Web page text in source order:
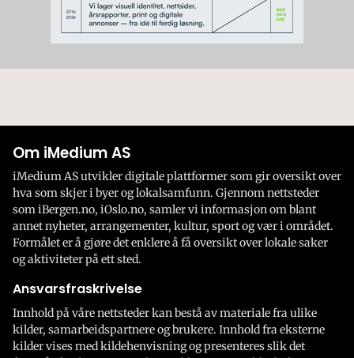
Om iMedium AS
iMedium AS utvikler digitale plattformer som gir oversikt over
hva som skjer i byer og lokalsamfunn. Gjennom nettsteder
som iBergen.no, iOslo.no, samler vi informasjon om blant
annet nyheter, arrangementer, kultur, sport og vær i området.
Formålet er å gjøre det enklere å få oversikt over lokale saker
og aktiviteter på ett sted.
Ansvarsfraskrivelse
Innhold på våre nettsteder kan bestå av materiale fra ulike
kilder, samarbeidspartnere og brukere. Innhold fra eksterne
kilder vises med kildehenvisning og presenteres slik det